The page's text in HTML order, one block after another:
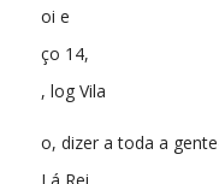
oi e
ço 14,
, log Vila
o, dizer a toda a